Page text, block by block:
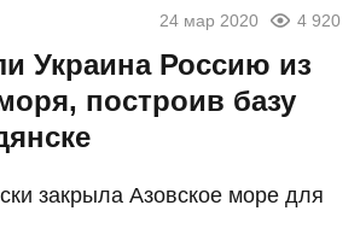
24 мар 2020 4 920
Украина Россию из
построив базу
закрыла Азовское море для